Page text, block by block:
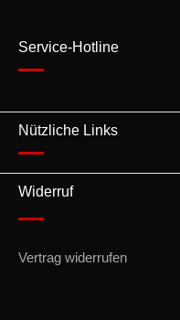
Service-Hotline
Nützliche Links
Widerruf
Vertrag widerrufen